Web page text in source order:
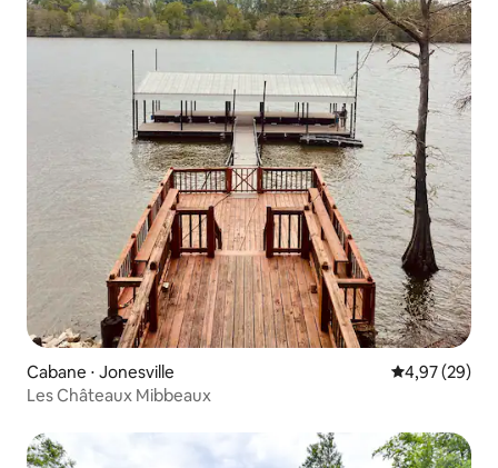
Cabane ⋅ Jonesville Évaluation
4,97 (29)
Les Châteaux Mibbeaux